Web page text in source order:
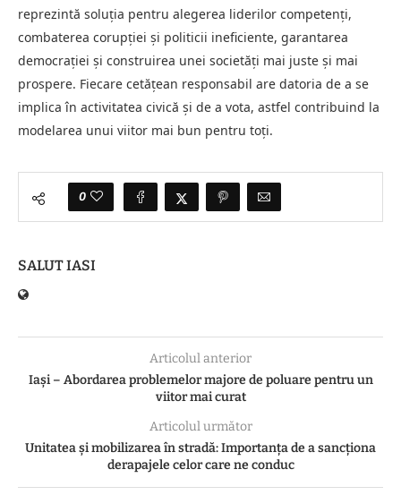
reprezintă soluția pentru alegerea liderilor competenți,
combaterea corupției și politicii ineficiente, garantarea
democrației și construirea unei societăți mai juste și mai
prospere. Fiecare cetățean responsabil are datoria de a se
implica în activitatea civică și de a vota, astfel contribuind la
modelarea unui viitor mai bun pentru toți.
0
SALUT IASI
Articolul anterior
Iași – Abordarea problemelor majore de poluare pentru un
viitor mai curat
Articolul următor
Unitatea și mobilizarea în stradă: Importanța de a sancționa
derapajele celor care ne conduc